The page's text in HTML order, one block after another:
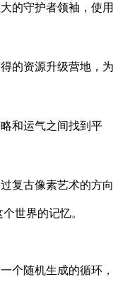
的守护者领袖，使用
的资源升级营地，为
和运气之间找到平
复古像素艺术的方向
世界的记忆。
个随机生成的循环，